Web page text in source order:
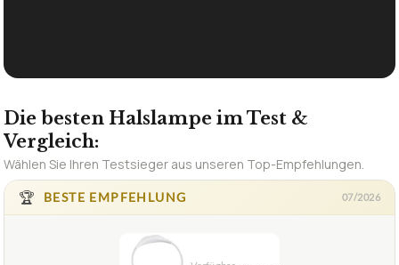
Die besten Halslampe im Test &
Vergleich:
Wählen Sie Ihren Testsieger aus unseren Top-Empfehlungen.
🏆
BESTE EMPFEHLUNG 07/2026